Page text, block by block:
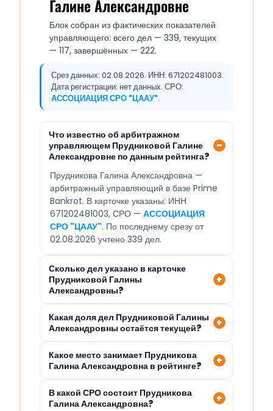
Галине Александровне
Блок собран из фактических показателей
управляющего: всего дел — 339, текущих
— 117, завершённых — 222.
Срез данных: 02.08.2026. ИНН: 671202481003.
Дата регистрации: нет данных. СРО:
АССОЦИАЦИЯ СРО "ЦААУ".
Что известно об арбитражном
управляющем Прудниковой Галине
Александровне по данным рейтинга?
Прудникова Галина Александровна —
арбитражный управляющий в базе Prime
Bankrot. В карточке указаны: ИНН
671202481003, СРО — АССОЦИАЦИЯ
СРО "ЦААУ". По последнему срезу от
02.08.2026 учтено 339 дел.
Сколько дел указано в карточке
Прудниковой Галины
Александровны?
Какая доля дел Прудниковой Галины
Александровны остаётся текущей?
Какое место занимает Прудникова
Галина Александровна в рейтинге?
В какой СРО состоит Прудникова
Галина Александровна?